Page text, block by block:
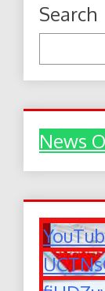
Search
News